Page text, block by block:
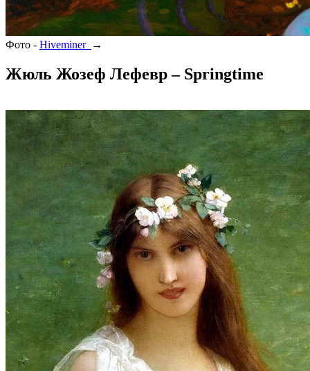
Фото - Hiveminer →
Жюль Жозеф Лефевр – Springtime